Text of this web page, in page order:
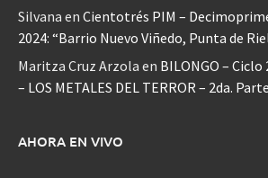
Silvana en Cientotrés PIM –
2024: “Barrio Nuevo Viñedo, Punta de
Maritza Cruz Arzola en BILONGO –
– LOS METALES DEL TERROR – 2da. Parte
AHORA EN VIVO